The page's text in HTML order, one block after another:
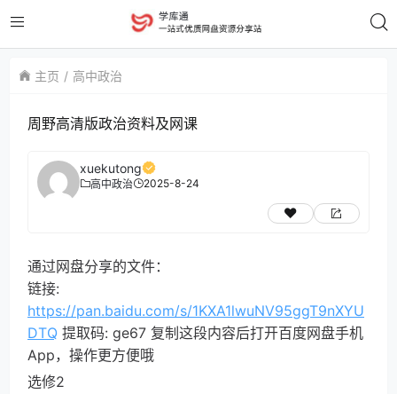
主页 高中政治
周野高清版政治资料及网课
xuekutong
高中政治 2025-8-24
通过网盘分享的文件：
链接:
https://pan.baidu.com/s/1KXA1lwuNV95ggT9nXYU
DTQ 提取码: ge67 复制这段内容后打开百度网盘手机
App，操作更方便哦
选修2